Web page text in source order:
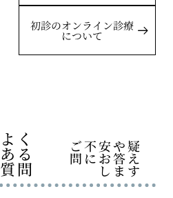
初診のオンライン診療
について
よく
ある
質問
ご不安や疑
問にお答え
します